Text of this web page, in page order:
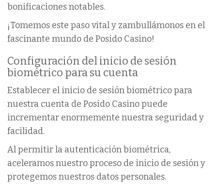
bonificaciones notables.
¡Tomemos este paso vital y zambullámonos en el
fascinante mundo de Posido Casino!
Configuración del inicio de sesión
biométrico para su cuenta
Establecer el inicio de sesión biométrico para
nuestra cuenta de Posido Casino puede
incrementar enormemente nuestra seguridad y
facilidad.
Al permitir la autenticación biométrica,
aceleramos nuestro proceso de inicio de sesión y
protegemos nuestros datos personales.